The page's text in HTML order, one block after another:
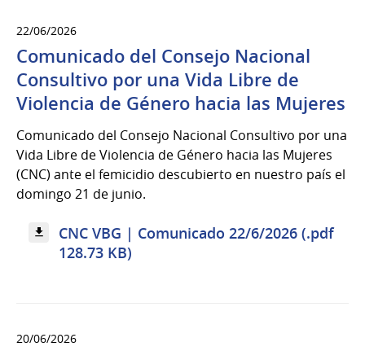
22/06/2026
Comunicado del Consejo Nacional
Consultivo por una Vida Libre de
Violencia de Género hacia las Mujeres
Comunicado del Consejo Nacional Consultivo por una
Vida Libre de Violencia de Género hacia las Mujeres
(CNC) ante el femicidio descubierto en nuestro país el
domingo 21 de junio.
CNC VBG | Comunicado 22/6/2026 (.pdf
128.73 KB)
20/06/2026